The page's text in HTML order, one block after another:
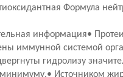
Формула
информация•
иммунной системой
гидролизу
Источником